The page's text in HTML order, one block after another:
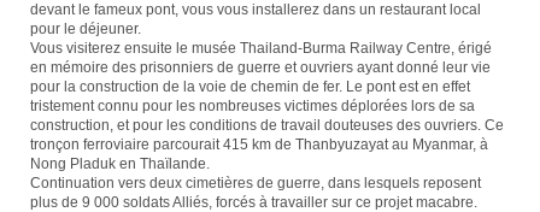
devant le fameux pont, vous vous installerez dans un restaurant local
pour le déjeuner.
Vous visiterez ensuite le musée Thailand-Burma Railway Centre, érigé
en mémoire des prisonniers de guerre et ouvriers ayant donné leur vie
pour la construction de la voie de chemin de fer. Le pont est en effet
tristement connu pour les nombreuses victimes déplorées lors de sa
construction, et pour les conditions de travail douteuses des ouvriers. Ce
tronçon ferroviaire parcourait 415 km de Thanbyuzayat au Myanmar, à
Nong Pladuk en Thaïlande.
Continuation vers deux cimetières de guerre, dans lesquels reposent
plus de 9 000 soldats Alliés, forcés à travailler sur ce projet macabre.